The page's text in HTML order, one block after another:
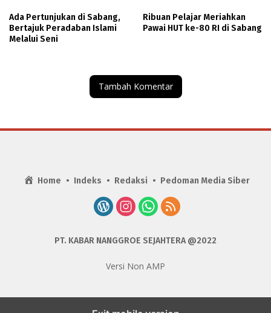
Ada Pertunjukan di Sabang,
Bertajuk Peradaban Islami
Melalui Seni
Ribuan Pelajar Meriahkan
Pawai HUT ke-80 RI di Sabang
Tambah Komentar
Home Indeks Redaksi Pedoman Media Siber
PT. KABAR NANGGROE SEJAHTERA @2022
Versi Non AMP